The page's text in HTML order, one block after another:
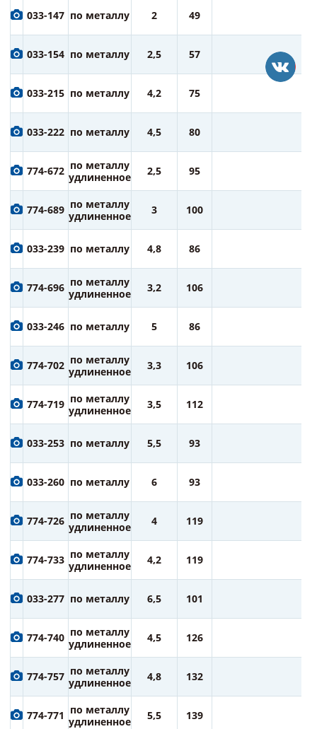
033-147 по металлу 2 49
033-154 по металлу 2,5 57
033-215 по металлу 4,2 75
033-222 по металлу 4,5 80
774-672 по металлу
удлиненное
2,5 95
774-689 по металлу
удлиненное
3 100
033-239 по металлу 4,8 86
774-696 по металлу
удлиненное
3,2 106
033-246 по металлу 5 86
774-702 по металлу
удлиненное
3,3 106
774-719 по металлу
удлиненное
3,5 112
033-253 по металлу 5,5 93
033-260 по металлу 6 93
774-726 по металлу
удлиненное
4 119
774-733 по металлу
удлиненное
4,2 119
033-277 по металлу 6,5 101
774-740 по металлу
удлиненное
4,5 126
774-757 по металлу
удлиненное
4,8 132
774-771 по металлу
удлиненное
5,5 139